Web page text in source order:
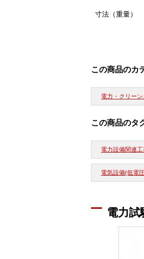
寸法（重量）
この商品のカ
電力・クリー
この商品のタ
電力設備関連
電気設備(低電
電力